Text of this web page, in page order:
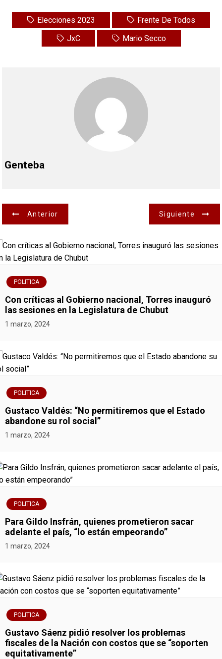
Elecciones 2023
Frente De Todos
JxC
Mario Secco
Genteba
N
a
v
e
g
a
i
ó
n
d
e
t
r
a
d
a
s
Anterior Siguiente
POLITICA
Con críticas al Gobierno nacional, Torres inauguró
las sesiones en la Legislatura de Chubut
1 marzo, 2024
POLITICA
Gustaco Valdés: “No permitiremos que el Estado
abandone su rol social”
1 marzo, 2024
POLITICA
Para Gildo Insfrán, quienes prometieron sacar
adelante el país, “lo están empeorando”
1 marzo, 2024
POLITICA
Gustavo Sáenz pidió resolver los problemas
fiscales de la Nación con costos que se “soporten
equitativamente”